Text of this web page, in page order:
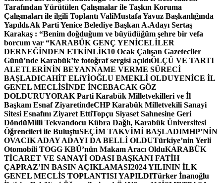
Tarafından Yürütülen Çalışmalar ile Taşkın Koruma
Çalışmaları ile ilgili Toplantı ValiMustafa Yavuz Başkanlığında
Yapıldı.Ak Parti Yenice Belediye Başkan A.Adayı Sertaş
Karakaş : “Benim doğduğum ve büyüdüğüm şehre bir vefa
borcum var “KARABÜK GENÇ YENİCELİLER
DERNEĞİNDEN ETKİNLİK10 Ocak Çalışan Gazeteciler
Günü’nde Karabük’te fotoğraf sergisi açıldıÖLÇÜ VE TARTI
ALETLERİNİN BEYANNAME VERME SÜRECİ
BAŞLADICAHİT ELiYİOĞLU EMEKLİ OLDUYENİCE İL
GENEL MECLİSİNDE İNCEBACAK GÖZ
DOLDURUYORAK Parti Karabük Milletvekilleri ve İl
Başkanı Esnaf ZiyaretindeCHP Karabük Milletvekili Sanayi
Sitesi Esnafını Ziyaret EttiTopçu Siyaset Sahnesine Geri
DöndüMilli Tekvandocu Kübra Dağlı, Karabük Üniversitesi
Öğrencileri ile BuluştuSEÇİM TAKVİMİ BAŞLADIMHP’NİN
OVACIK ADAY ADAYI DA BELLİ OLDUTürkiye’nin Yerli
Otomobili TOGG KBÜ’nün Makam Aracı OlduKARABÜK
TİCARET VE SANAYİ ODASI BAŞKANI FATİH
ÇAPRAZ’IN BASIN AÇIKLAMASI2024 YILININ İLK
GENEL MECLİS TOPLANTISI YAPILDITürker İnanoğlu